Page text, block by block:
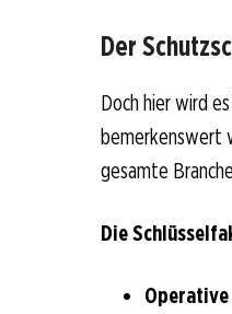
Der
Doch hier wird
bemerkenswert
gesamte
Die